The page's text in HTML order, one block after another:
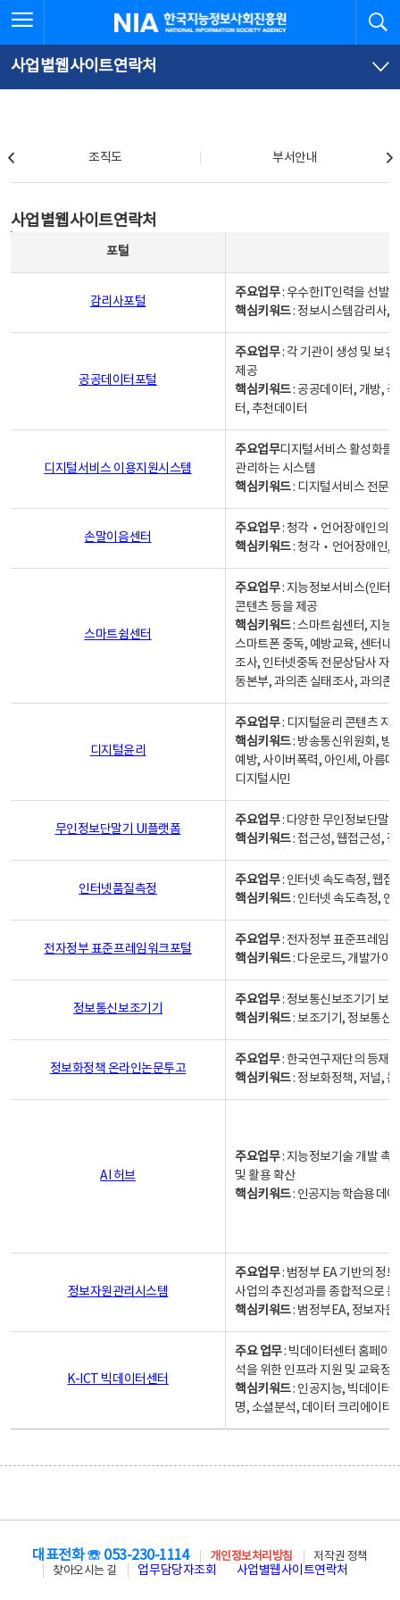
문
로
가
체
뉴
바
가
한국지능정보사회진흥원
사업별웹사이트연락처
조직도 부서안내
사업별웹사이트연락처
포털
감리사포털
주요업무: 우수한IT인력을 선발
핵심키워드: 정보시스템감리사,
공공데이터포털
주요업무: 각 기관이 생성 및 보
제공
핵심키워드: 공공데이터, 개방,
터, 추천데이터
디지털서비스 이용지원시스템
주요업무디지털서비스 활성화를
관리하는 시스템
핵심키워드: 디지털서비스 전문
손말이음센터
주요업무: 청각‧언어장애인의
핵심키워드: 청각‧언어장애인,
스마트쉼센터
주요업무: 지능정보서비스(인터
콘텐츠 등을 제공
핵심키워드: 스마트쉼센터, 지능
스마트폰 중독, 예방교육, 센터내
조사, 인터넷중독 전문상담사 자
동본부, 과의존 실태조사, 과의존
디지털윤리
주요업무: 디지털윤리 콘텐츠 지
핵심키워드: 방송통신위원회, 방
예방, 사이버폭력, 아인세, 아름
디지털시민
무인정보단말기 UI플랫폼
주요업무: 다양한 무인정보단말
핵심키워드: 접근성, 웹접근성,
인터넷품질측정
주요업무: 인터넷 속도측정, 웹접
핵심키워드: 인터넷 속도측정, 인
전자정부 표준프레임워크포털
주요업무: 전자정부 표준프레임
핵심키워드: 다운로드, 개발가이
정보통신보조기기
주요업무: 정보통신보조기기 보
핵심키워드: 보조기기, 정보통신
정보화정책 온라인논문투고
주요업무: 한국연구재단의 등재
핵심키워드: 정보화정책, 저널,
AI 허브
주요업무: 지능정보기술 개발 촉
및 활용 확산
핵심키워드: 인공지능 학습용 데
정보자원관리시스템
주요업무: 범정부 EA 기반의 정
사업의 추진성과를 종합적으로
핵심키워드: 범정부EA, 정보자
K-ICT 빅데이터센터
주요 업무: 빅데이터센터 홈페이
석을 위한 인프라 지원 및 교육정
핵심키워드: 인공지능, 빅데이터,
명, 소셜분석, 데이터 크리에이터
대표전화 ☏ 053-230-1114 개인정보처리방침
저작권 정책
찾아오시는 길
업무담당자조회 사업별웹사이트연락처